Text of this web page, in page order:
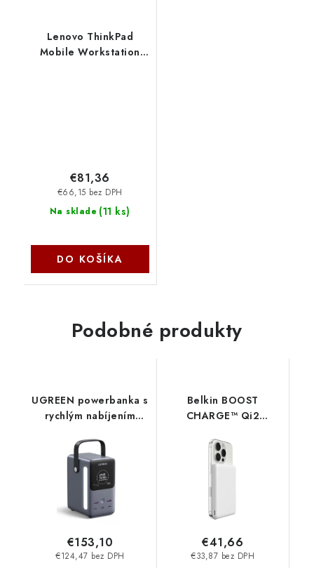
Lenovo ThinkPad
Mobile Workstation
Na sklade (11 ks)
€66,15 bez DPH
€81,36
DO KOŠÍKA
Podobné produkty
UGREEN powerbanka s
rychlým nabíjením
displejem a LED, Li-
ion, 300W, 3x USB-C,
2x USB-A, stříbrná
25286
€124,47 bez DPH
€153,10
Belkin BOOST
CHARGE™ Qi2
Bezdrátová
PowerBanka,
5000mAh, slim, bílá
BPD010hqWH
€33,87 bez DPH
€41,66